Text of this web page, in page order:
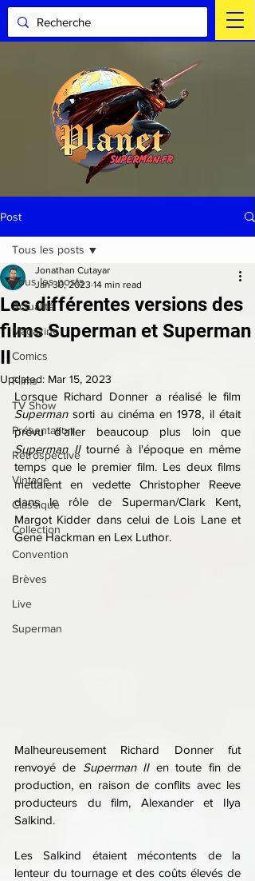
Post
Tous les posts
Actualité
Magazine
Comics
Films
TV Show
Présentation
Rétrospective
Vintage
Classique
Collection
Convention
Brèves
Live
Superman
Tous les posts
Les différentes versions des
films Superman et Superman
II
Jonathan Cutayar
Jan 30, 2023 14 min read
Updated: Mar 15, 2023
Superman sorti au cinéma en 1978, il était
Superman II tourné à l'époque en même
temps que le premier film. Les deux films
mettaient en vedette Christopher Reeve
dans le rôle de Superman/Clark Kent,
Margot Kidder dans celui de Lois Lane et
Gene Hackman en Lex Luthor.
Malheureusement Richard Donner fut
renvoyé de Superman II en toute fin de
production, en raison de conflits avec les
producteurs du film, Alexander et Ilya
Salkind.
Les Salkind étaient mécontents de la
lenteur du tournage et des coûts élevés de